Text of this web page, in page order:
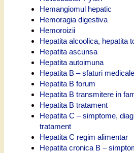
Hemangiomul hepatic
Hemoragia digestiva
Hemoroizii
Hepatita alcoolica, hepatita
Hepatita ascunsa
Hepatita autoimuna
Hepatita B – sfaturi medicale
Hepatita B forum
Hepatita B transmitere in
Hepatita B tratament
Hepatita C – simptome,
tratament
Hepatita C regim alimentar
Hepatita cronica B –